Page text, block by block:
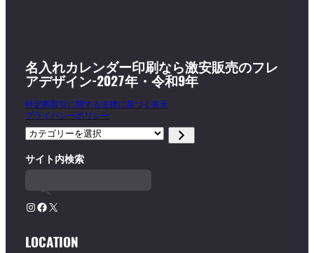
名入れカレンダー印刷なら激安販売のフレ
アデザイン-2027年・令和9年
特定商取引に関する法律に基づく表示
プライバシーポリシー
カ
ゴ
ー
を
サイト内検索
Instagram Facebook X
LOCATION